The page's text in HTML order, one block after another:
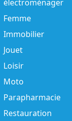
électroménager
Femme
Immobilier
Jouet
Loisir
Moto
Parapharmacie
Restauration